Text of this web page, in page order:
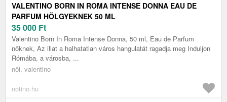
VALENTINO BORN IN ROMA INTENSE DONNA EAU DE
PARFUM HÖLGYEKNEK 50 ML
35 000 Ft
Valentino Born In Roma Intense Donna, 50 ml, Eau de Parfum
nőknek, Az illat a halhatatlan város hangulatát ragadja meg Induljon
Rómába, a városba, ...
női, valentino
notino.hu